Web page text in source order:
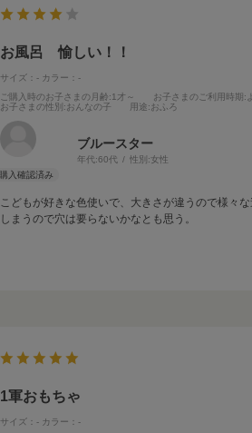
お風呂 愉しい！！
サイズ：- カラー：-
ご購入時のお子さまの月齢:1才～ お子さまのご利用時期 :
お子さまの性別 :おんなの子 用途:おふろ
ブルースター
年代:60代 性別:女性
こどもが好きな色使いで、大きさが違うので様々
しまうので穴は要らないかなとも思う。
1軍おもちゃ
サイズ：- カラー：-